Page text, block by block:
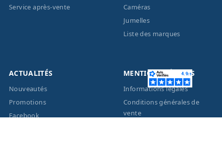
Service après-vente
Caméras
Jumelles
Liste des marques
ACTUALITÉS
Nouveautés
Promotions
Facebook
MENTIONS LÉGALES
Informations légales
Conditions générales de
vente